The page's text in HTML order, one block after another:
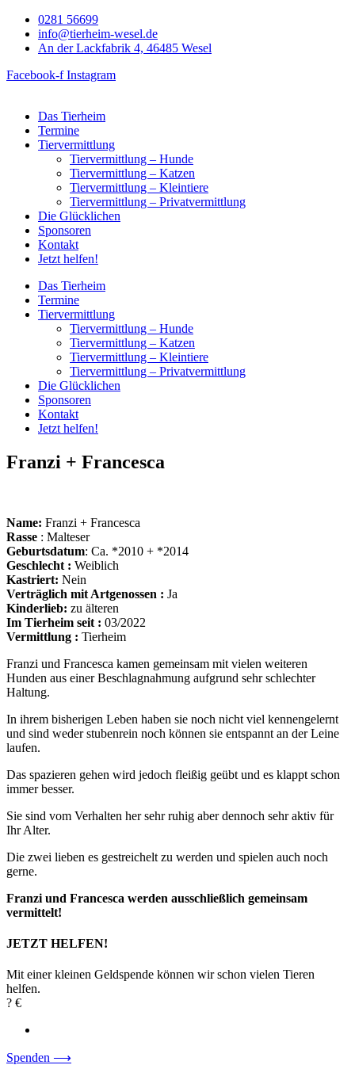
Zum
Inhalt
springen
0281 56699
info@tierheim-wesel.de
An der Lackfabrik 4, 46485 Wesel
Facebook-f Instagram
Das Tierheim
Termine
Tiervermittlung
Tiervermittlung – Hunde
Tiervermittlung – Katzen
Tiervermittlung – Kleintiere
Tiervermittlung – Privatvermittlung
Die Glücklichen
Sponsoren
Kontakt
Jetzt helfen!
Das Tierheim
Termine
Tiervermittlung
Tiervermittlung – Hunde
Tiervermittlung – Katzen
Tiervermittlung – Kleintiere
Tiervermittlung – Privatvermittlung
Die Glücklichen
Sponsoren
Kontakt
Jetzt helfen!
Franzi + Francesca
Name: Franzi + Francesca
Rasse : Malteser
Geburtsdatum: Ca. *2010 + *2014
Geschlecht : Weiblich
Kastriert: Nein
Verträglich mit Artgenossen : Ja
Kinderlieb: zu älteren
Im Tierheim seit : 03/2022
Vermittlung : Tierheim
Franzi und Francesca kamen gemeinsam mit vielen weiteren
Hunden aus einer Beschlagnahmung aufgrund sehr schlechter
Haltung.
In ihrem bisherigen Leben haben sie noch nicht viel kennengelernt
und sind weder stubenrein noch können sie entspannt an der Leine
laufen.
Das spazieren gehen wird jedoch fleißig geübt und es klappt schon
immer besser.
Sie sind vom Verhalten her sehr ruhig aber dennoch sehr aktiv für
Ihr Alter.
Die zwei lieben es gestreichelt zu werden und spielen auch noch
gerne.
Franzi und Francesca werden ausschließlich gemeinsam
vermittelt!
JETZT HELFEN!
Mit einer kleinen Geldspende können wir schon vielen Tieren
helfen.
? €
Spenden ⟶